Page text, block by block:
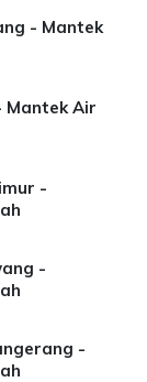
- Mantek
Mantek Air
-
-
-